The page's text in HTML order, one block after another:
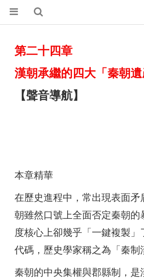
第二十四章
漢朝承繼的四大「秦朝遺
【聲音導航】
本章精華
在歷史進程中，常出現表面矛
朝雖然口號上全面否定秦朝的
度核心上卻幾乎「一鍵複製」
代碼，歷史學家稱之為「秦制
秦朝的中央集權與郡縣制，是